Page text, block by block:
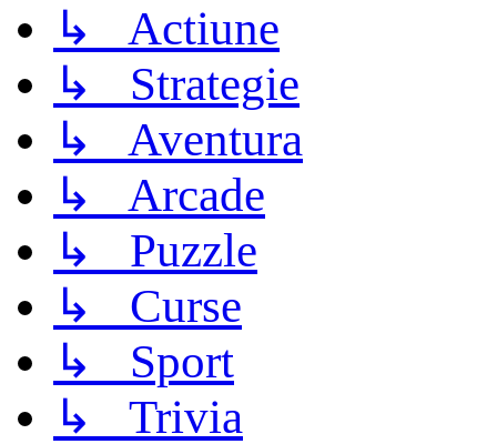
↳ Actiune
↳ Strategie
↳ Aventura
↳ Arcade
↳ Puzzle
↳ Curse
↳ Sport
↳ Trivia